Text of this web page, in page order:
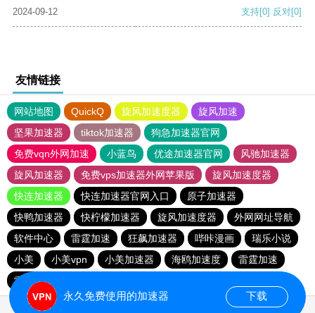
2024-09-12
支持[0] 反对[0]
友情链接
网站地图 QuickQ 旋风加速度器
旋风加速
坚果加速器
tiktok加速器
狗急加速器官网
免费vqn外网加速
小蓝鸟 优途加速器官网
风驰加速器
旋风加速器
免费vps加速器外网苹果版
旋风加速度器
快连加速器
快连加速器官网入口
原子加速器
快鸭加速器
快柠檬加速器 旋风加速度器
外网网址导航
软件中心
雷霆加速 狂飙加速器 哔咔漫画
瑞乐小说
小美
小美vpn 小美加速器 海鸥加速度
雷霆加速
雷霆加速版ins
永久免费使用的加速器 下载